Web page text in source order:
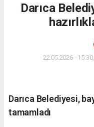
Darıca
22.05.2026 -
Darıca Belediyesi,
tamamladı